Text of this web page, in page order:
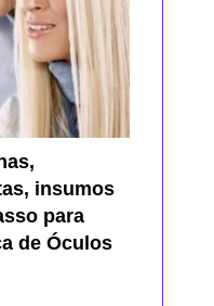
insumos
para
de Óculos